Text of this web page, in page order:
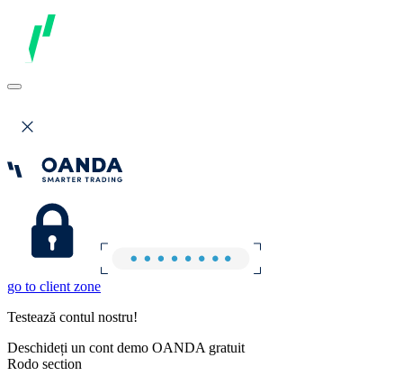
go to client zone
Testează contul nostru!
Deschideți un cont demo OANDA gratuit
Rodo section